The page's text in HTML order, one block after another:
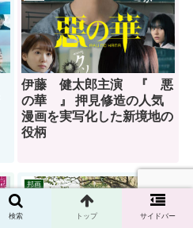
伊藤 健太郎主演 『 悪
の華 』 押見修造の人気
漫画を実写化した新境地の
役柄
邦画
検索 トップ サイドバー